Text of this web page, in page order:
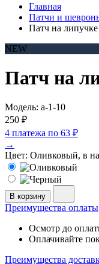
Главная
Патчи и
Патч на
NEW
Патч на
Модель: a-1-10
250 ₽
4 платежа по 63 ₽
→
Цвет: Оливковый, в
В корзину
Преимущества оплаты
Осмотр до
Оплачивайте
Преимущества